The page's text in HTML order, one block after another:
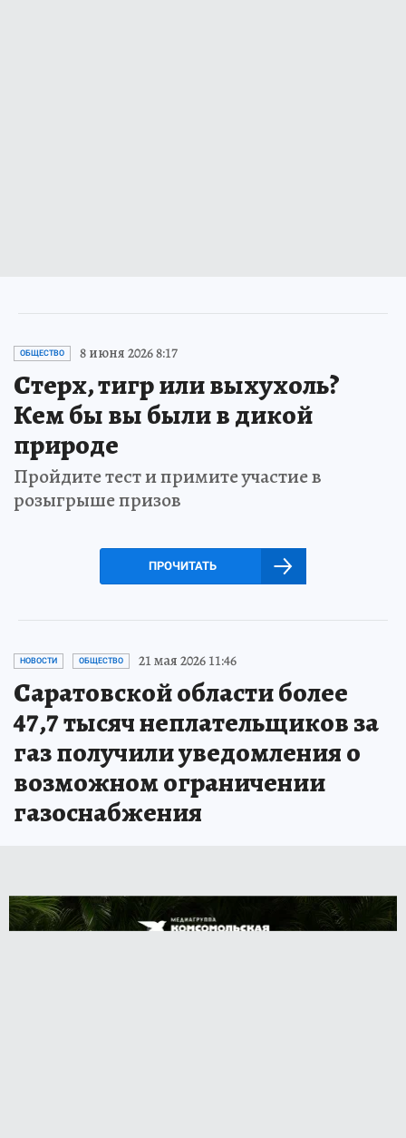
ОБЩЕСТВО 8 июня 2026 8:17
Стерх, тигр или выхухоль?
Кем бы вы были в дикой
природе
Пройдите тест и примите участие в
розыгрыше призов
ПРОЧИТАТЬ
НОВОСТИ ОБЩЕСТВО 21 мая 2026 11:46
Саратовской области более
47,7 тысяч неплательщиков за
газ получили уведомления о
возможном ограничении
газоснабжения